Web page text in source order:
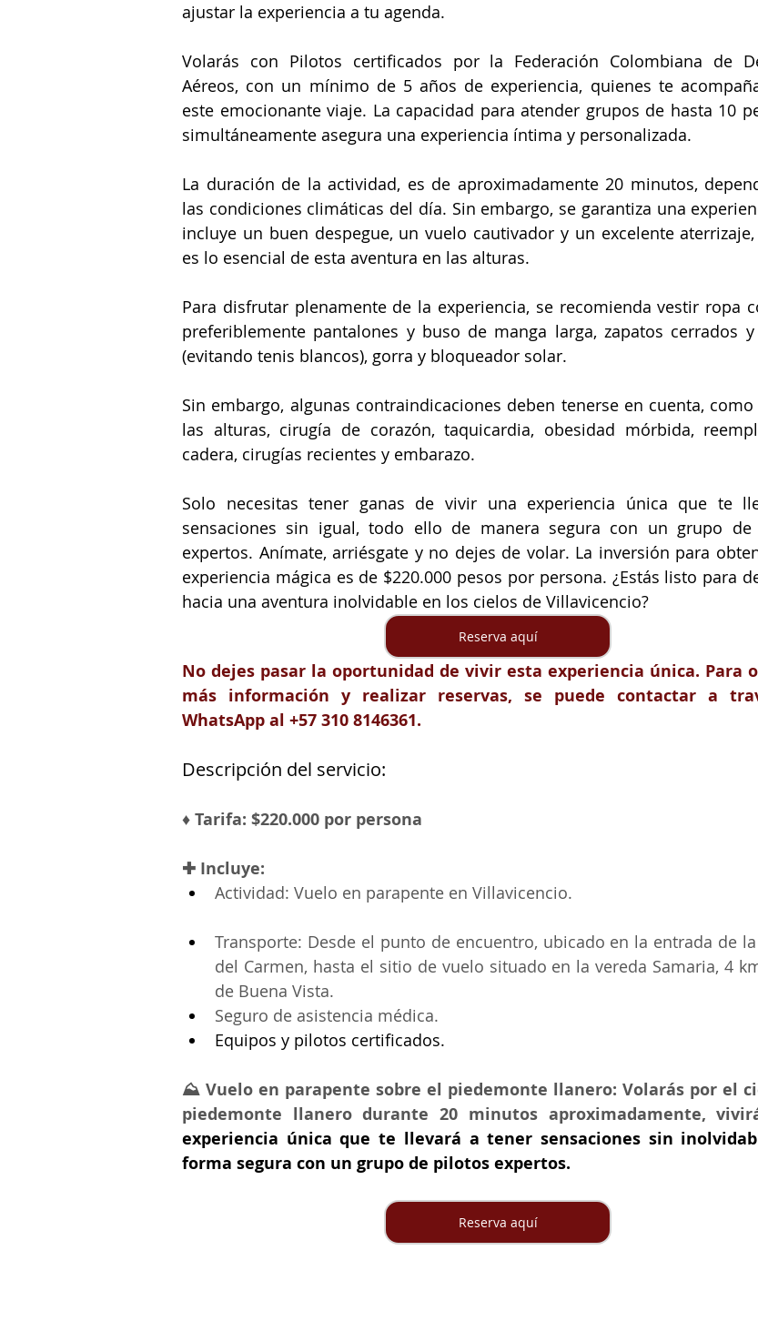
ajustar la experiencia a tu agenda.
Volarás con Pilotos certificados por la Federación Colombiana de
Aéreos, con un mínimo de 5 años de experiencia, quienes te
este emocionante viaje. La capacidad para atender grupos de hasta 10
simultáneamente asegura una experiencia íntima y personalizada.
La duración de la actividad, es de aproximadamente 20 minutos,
las condiciones climáticas del día. Sin embargo, se garantiza una
incluye un buen despegue, un vuelo cautivador y un excelente
es lo esencial de esta aventura en las alturas.
Para disfrutar plenamente de la experiencia, se recomienda vestir ropa
preferiblemente pantalones y buso de manga larga, zapatos cerrados
(evitando tenis blancos), gorra y bloqueador solar.
Sin embargo, algunas contraindicaciones deben tenerse en cuenta,
las alturas, cirugía de corazón, taquicardia, obesidad mórbida,
cadera, cirugías recientes y embarazo.
Solo necesitas tener ganas de vivir una experiencia única que te
sensaciones sin igual, todo ello de manera segura con un grupo de
expertos. Anímate, arriésgate y no dejes de volar. La inversión para
experiencia mágica es de $220.000 pesos por persona. ¿Estás listo para
hacia una aventura inolvidable en los cielos de Villavicencio?
Reserva aquí
No dejes pasar la oportunidad de vivir esta experiencia única. Para
más información y realizar reservas, se puede contactar a
WhatsApp al +57 310 8146361.
Descripción del servicio:
♦ Tarifa: $220.000 por persona
✚ Incluye:
Actividad: Vuelo en parapente en Villavicencio.
Transporte: Desde el punto de encuentro, ubicado en la entrada de
del Carmen, hasta el sitio de vuelo situado en la vereda Samaria, 4
de Buena Vista.
Seguro de asistencia médica.
Equipos y pilotos certificados.
⛰ Vuelo en parapente sobre el piedemonte llanero: Volarás por el
piedemonte llanero durante 20 minutos aproximadamente,
experiencia única que te llevará a tener sensaciones sin
forma segura con un grupo de pilotos expertos.
Reserva aquí